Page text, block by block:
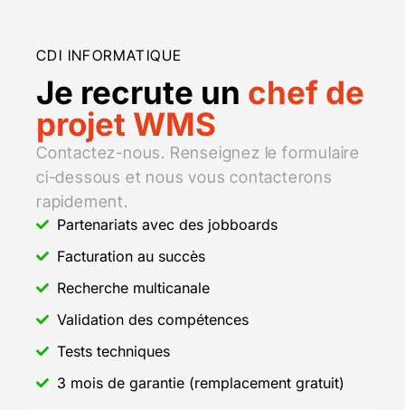
CDI INFORMATIQUE
Je recrute un chef de
projet WMS
Contactez-nous. Renseignez le formulaire
ci-dessous et nous vous contacterons
rapidement.
Partenariats avec des jobboards
Facturation au succès
Recherche multicanale
Validation des compétences
Tests techniques
3 mois de garantie (remplacement gratuit)